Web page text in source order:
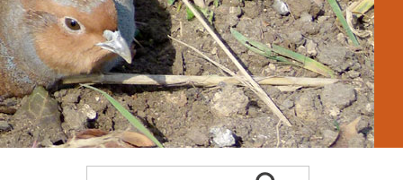
Kettenzählung
Schulungen & Vorträge
Publikationen
Positionen & Berichte
Beratungsordner